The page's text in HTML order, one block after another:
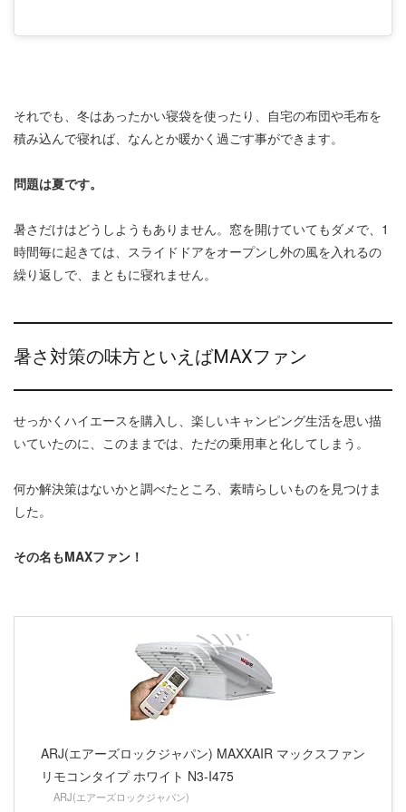
それでも、冬はあったかい寝袋を使ったり、自宅の布団や毛布を
積み込んで寝れば、なんとか暖かく過ごす事ができます。
問題は夏です。
暑さだけはどうしようもありません。窓を開けていてもダメで、1
時間毎に起きては、スライドドアをオープンし外の風を入れるの
繰り返しで、まともに寝れません。
暑さ対策の味方といえばMAXファン
せっかくハイエースを購入し、楽しいキャンピング生活を思い描
いていたのに、このままでは、ただの乗用車と化してしまう。
何か解決策はないかと調べたところ、素晴らしいものを見つけま
した。
その名もMAXファン！
ARJ(エアーズロックジャパン) MAXXAIR マックスファン
リモコンタイプ ホワイト N3-I475
ARJ(エアーズロックジャパン)